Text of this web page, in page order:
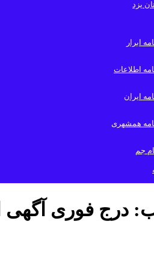
یزد
ابرار
اطلاعات
ایران
همشهری
جم
درج فوری آگهی